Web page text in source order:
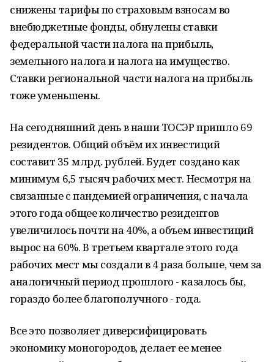
снижены тарифы по страховым взносам во
внебюджетные фонды, обнулены ставки
федеральной части налога на прибыль,
земельного налога и налога на имущество.
Ставки региональной части налога на прибыль
тоже уменьшены.
На сегодняшний день в наши ТОСЭР пришло 69
резидентов. Общий объём их инвестиций
составит 35 млрд. рублей. Будет создано как
минимум 6,5 тысяч рабочих мест. Несмотря на
связанные с пандемией ограничения, с начала
этого года общее количество резидентов
увеличилось почти на 40%, а объем инвестиций
вырос на 60%. В третьем квартале этого года
рабочих мест мы создали в 4 раза больше, чем за
аналогичный период прошлого - казалось бы,
гораздо более благополучного - года.
Все это позволяет диверсифицировать
экономику моногородов, делает ее менее